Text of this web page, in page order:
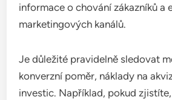
informace o chování zákazníků a
marketingových kanálů.
Je důležité pravidelně sledovat
konverzní poměr, náklady na
investic. Například, pokud